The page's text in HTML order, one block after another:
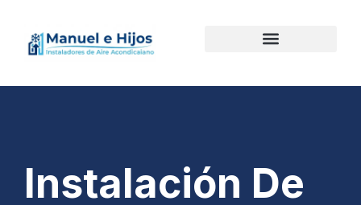
Instalación De